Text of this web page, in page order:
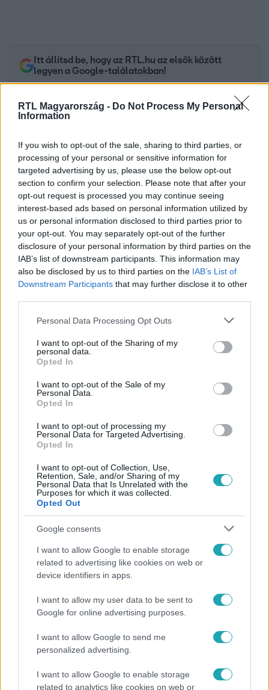
RTL Magyarország - Do Not Process My Personal
Information
If you wish to opt-out of the sale, sharing to third parties, or
processing of your personal or sensitive information for
targeted advertising by us, please use the below opt-out
section to confirm your selection. Please note that after your
opt-out request is processed you may continue seeing
interest-based ads based on personal information utilized by
us or personal information disclosed to third parties prior to
your opt-out. You may separately opt-out of the further
disclosure of your personal information by third parties on the
IAB’s list of downstream participants. This information may
also be disclosed by us to third parties on the IAB’s List of
Downstream Participants that may further disclose it to other
Please note that this website/app uses one or more Google
not limited to your visit or usage behaviour. You may click to
grant or deny consent to Google and its third-party tags to
use your data for below specified purposes in below Google
consent section.
Personal Data Processing Opt Outs
I want to opt-out of the Sharing of my
personal data.
Opted In
I want to opt-out of the Sale of my
Personal Data.
Opted In
I want to opt-out of processing my
Personal Data for Targeted Advertising.
Opted In
I want to opt-out of Collection, Use,
Retention, Sale, and/or Sharing of my
Personal Data that Is Unrelated with the
Purposes for which it was collected.
Opted Out
Google consents
I want to allow Google to enable storage
related to advertising like cookies on web or
device identifiers in apps.
I want to allow my user data to be sent to
Google for online advertising purposes.
I want to allow Google to send me
personalized advertising.
I want to allow Google to enable storage
related to analytics like cookies on web or
Itt állítsd be, hogy az RTL.hu az elsők között
legyen a Google-találatokban!
Kövess minket, és értesülj a friss hírekről a
Facebookon is!
Követem
REGGELI #RTL
KAPIN RICHÁRD
Népszerű
Reggeli